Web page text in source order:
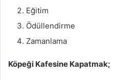
Eğitim
Ödüllendirme
Zamanlama
Köpeği Kafesine Kapatmak;